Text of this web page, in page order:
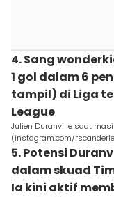
4. Sang
1 gol dalam 6
tampil) di Liga
League
Julien Duranville saat
(instagram.com/
5. Potensi
dalam skuad
Ia kini aktif